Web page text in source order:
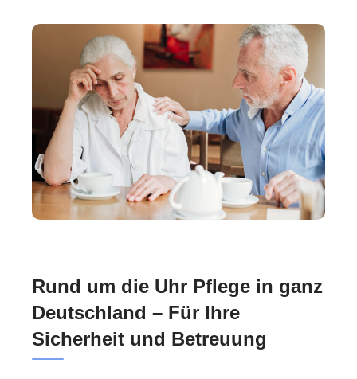
Rund um die Uhr Pflege in ganz
Deutschland – Für Ihre
Sicherheit und Betreuung